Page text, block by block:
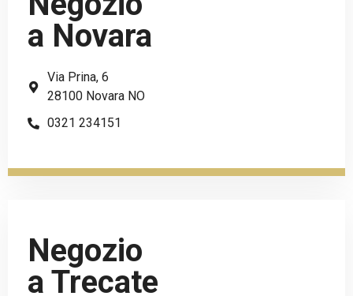
a Novara
Via Prina, 6
28100 Novara NO
0321 234151
Negozio
a Trecate